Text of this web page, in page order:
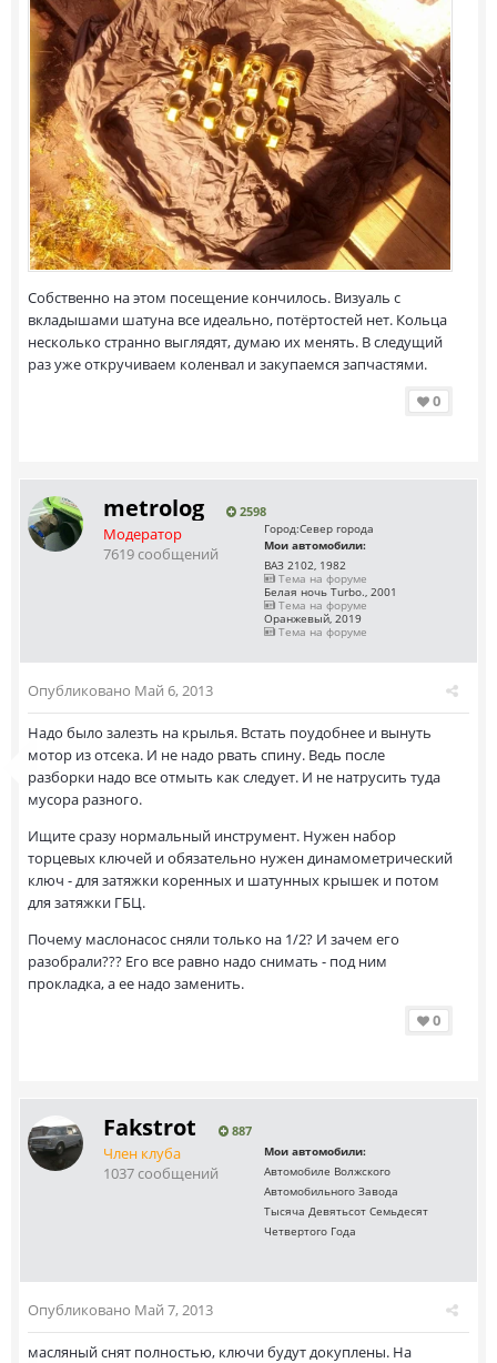
Собственно на этом посещение кончилось. Визуаль с
вкладышами шатуна все идеально, потёртостей нет. Кольца
несколько странно выглядят, думаю их менять. В следущий
раз уже откручиваем коленвал и закупаемся запчастями.
0
metrolog 2598
Модератор
7619 сообщений
Город:Север города
Мои автомобили:
ВАЗ 2102, 1982
Тема на форуме
Белая ночь Turbo., 2001
Тема на форуме
Оранжевый, 2019
Тема на форуме
Опубликовано Май 6, 2013
Надо было залезть на крылья. Встать поудобнее и вынуть
мотор из отсека. И не надо рвать спину. Ведь после
разборки надо все отмыть как следует. И не натрусить туда
мусора разного.
Ищите сразу нормальный инструмент. Нужен набор
торцевых ключей и обязательно нужен динамометрический
ключ - для затяжки коренных и шатунных крышек и потом
для затяжки ГБЦ.
Почему маслонасос сняли только на 1/2? И зачем его
разобрали??? Его все равно надо снимать - под ним
прокладка, а ее надо заменить.
0
Fakstrot 887
Член клуба
1037 сообщений
Мои автомобили:
Автомобиле Волжского
Автомобильного Завода
Тысяча Девятьсот Семьдесят
Четвертого Года
Опубликовано Май 7, 2013
масляный снят полностью, ключи будут докуплены. На